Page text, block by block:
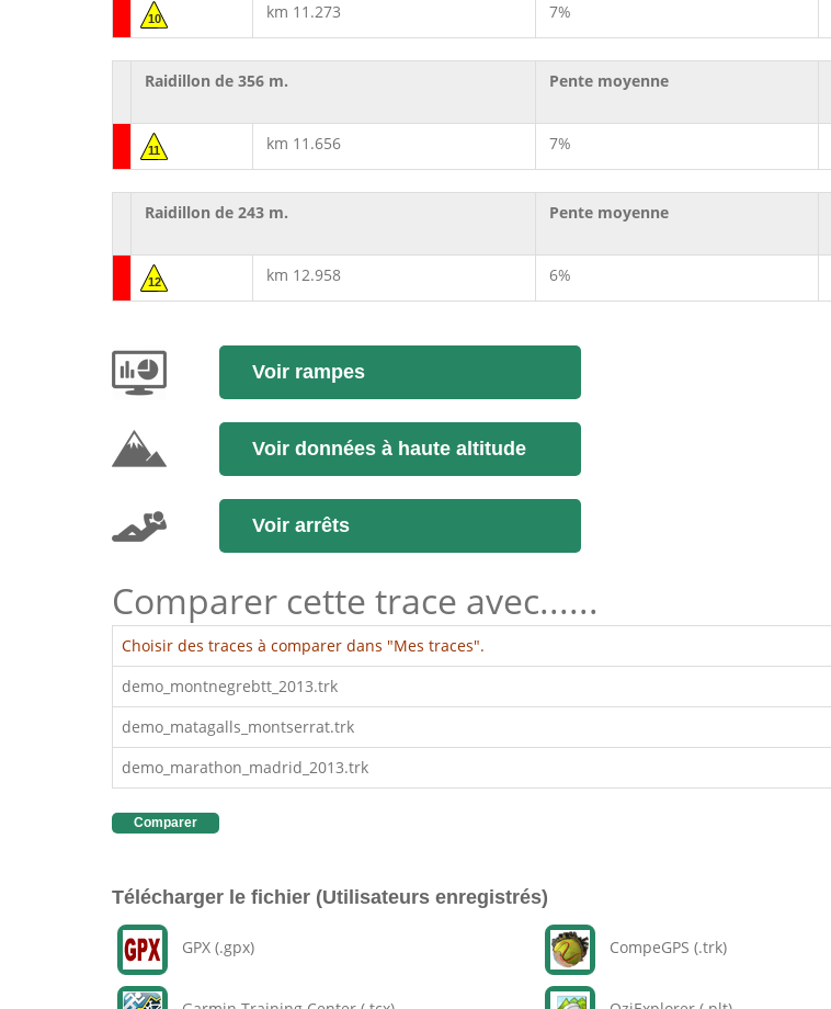
10 km 11.273 7%
Raidillon de 356 m. Pente moyenne
11 km 11.656 7%
Raidillon de 243 m. Pente moyenne
12 km 12.958 6%
Voir rampes
Voir données à haute altitude
Voir arrêts
Comparer cette trace avec......
Choisir des traces à comparer dans "Mes traces".
demo_montnegrebtt_2013.trk
demo_matagalls_montserrat.trk
demo_marathon_madrid_2013.trk
Comparer
Télécharger le fichier (Utilisateurs enregistrés)
GPX (.gpx) CompeGPS (.trk)